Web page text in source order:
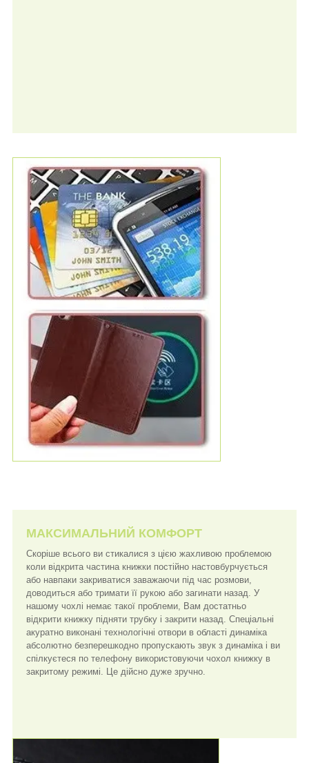
МАКСИМАЛЬНИЙ КОМФОРТ
Скоріше всього ви стикалися з цією жахливою проблемою
коли відкрита частина книжки постійно настовбурчується
або навпаки закриватися заважаючи під час розмови,
доводиться або тримати її рукою або загинати назад. У
нашому чохлі немає такої проблеми, Вам достатньо
відкрити книжку підняти трубку і закрити назад. Спеціальні
акуратно виконані технологічні отвори в області динаміка
абсолютно безперешкодно пропускають звук з динаміка і ви
спілкуєтеся по телефону використовуючи чохол книжку в
закритому режимі. Це дійсно дуже зручно.